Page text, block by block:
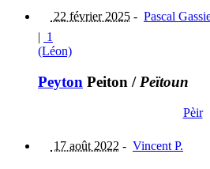
22 février 2025 - Pascal
| 1
(Léon)
Peyton Peiton / Peïtoun
Pèir
17 août 2022 - Vincent P.